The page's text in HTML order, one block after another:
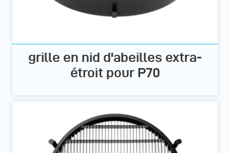
grille en nid d'abeilles extra-
étroit pour P70